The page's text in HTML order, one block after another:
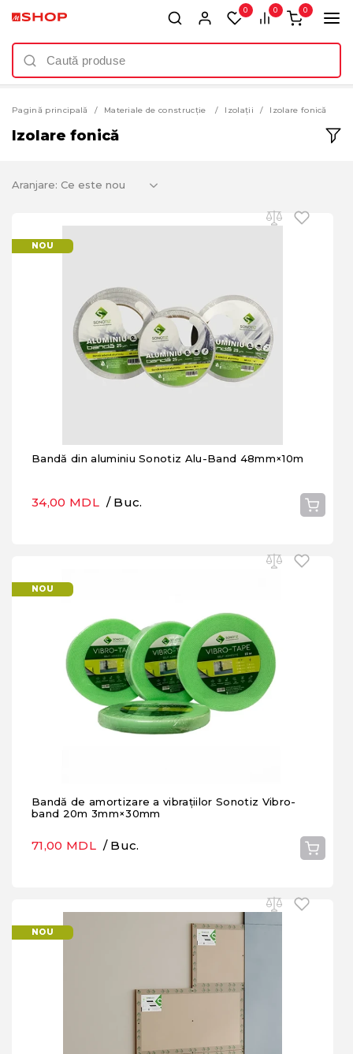
0 0 0
Pagină principală Materiale de construcție Izolații Izolare fonică
Izolare fonică
Aranjare:
NOU
Bandă din aluminiu Sonotiz Alu-Band 48mm×10m
34,00 MDL / Buc.
NOU
Bandă de amortizare a vibrațiilor Sonotiz Vibro-
band 20m 3mm×30mm
71,00 MDL / Buc.
NOU